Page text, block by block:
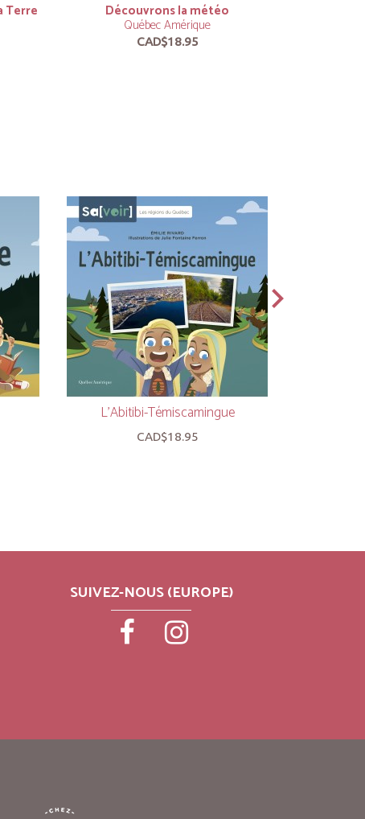
Terre Découvrons la météo
Québec Amérique
CAD$18.95
L’Abitibi-Témiscamingue
CAD$18.95
SUIVEZ-NOUS (EUROPE)